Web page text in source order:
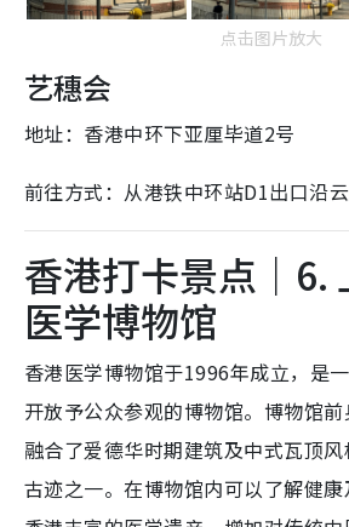
点击图片放大
艺穗会
地址：香港中环下亚厘毕道2号
前往方式：从港铁中环站D1出口沿
香港打卡景点｜6.
医学博物馆
香港医学博物馆于1996年成立，是
开放予公众参观的博物馆。博物馆前
融合了爱德华时期建筑及中式瓦顶
古迹之一。在博物馆内可以了解健